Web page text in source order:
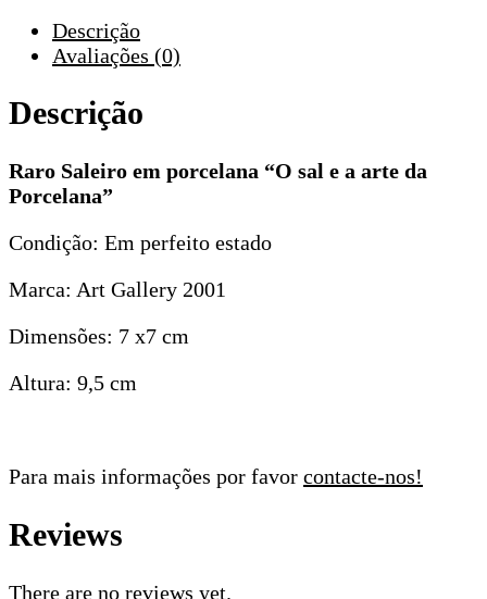
Porcelana”
Descrição
Avaliações (0)
Descrição
Raro Saleiro em porcelana “O sal e a arte da
Porcelana”
Condição: Em perfeito estado
Marca: Art Gallery 2001
Dimensões: 7 x7 cm
Altura: 9,5 cm
Para mais informações por favor contacte-nos!
Reviews
There are no reviews yet.